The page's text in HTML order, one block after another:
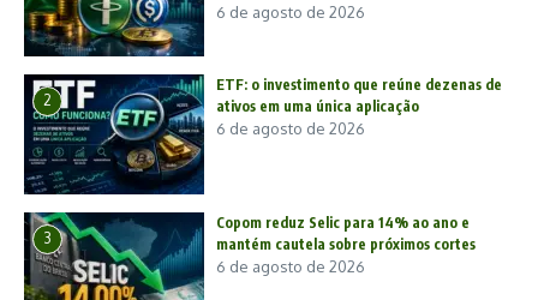
6 de agosto de 2026
2
ETF: o investimento que reúne dezenas de
ativos em uma única aplicação
6 de agosto de 2026
3
Copom reduz Selic para 14% ao ano e
mantém cautela sobre próximos cortes
6 de agosto de 2026